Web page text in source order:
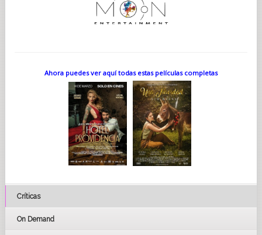
Ahora puedes ver aquí todas estas películas completas
Críticas
On Demand